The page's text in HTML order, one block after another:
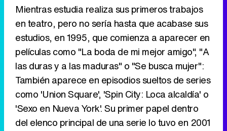
Tráiler de la tercera temporada de 'The Walking Dead: Dead City' de AMC+
Canción ganadora de Eurovisión 2026: DARA con "Bangaranga" por Bulgaria
Mientras estudia realiza sus primeros trabajos
en teatro, pero no sería hasta que acabase sus
estudios, en 1995, que comienza a aparecer en
películas como "La boda de mi mejor amigo", "A
las duras y a las maduras" o "Se busca mujer":
También aparece en episodios sueltos de series
como 'Union Square', 'Spin City: Loca alcaldía' o
'Sexo en Nueva York'. Su primer papel dentro
del elenco principal de una serie lo tuvo en 2001